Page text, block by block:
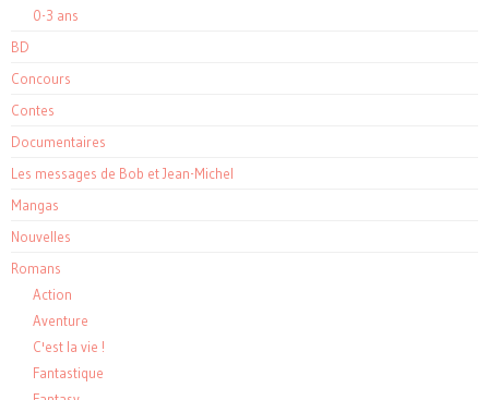
0-3 ans
BD
Concours
Contes
Documentaires
Les messages de Bob et Jean-Michel
Mangas
Nouvelles
Romans
Action
Aventure
C'est la vie !
Fantastique